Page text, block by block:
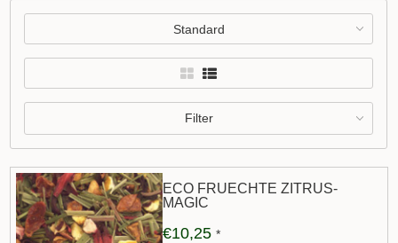
Standard
Filter
ECO FRUECHTE ZITRUS-
MAGIC
€10,25 *